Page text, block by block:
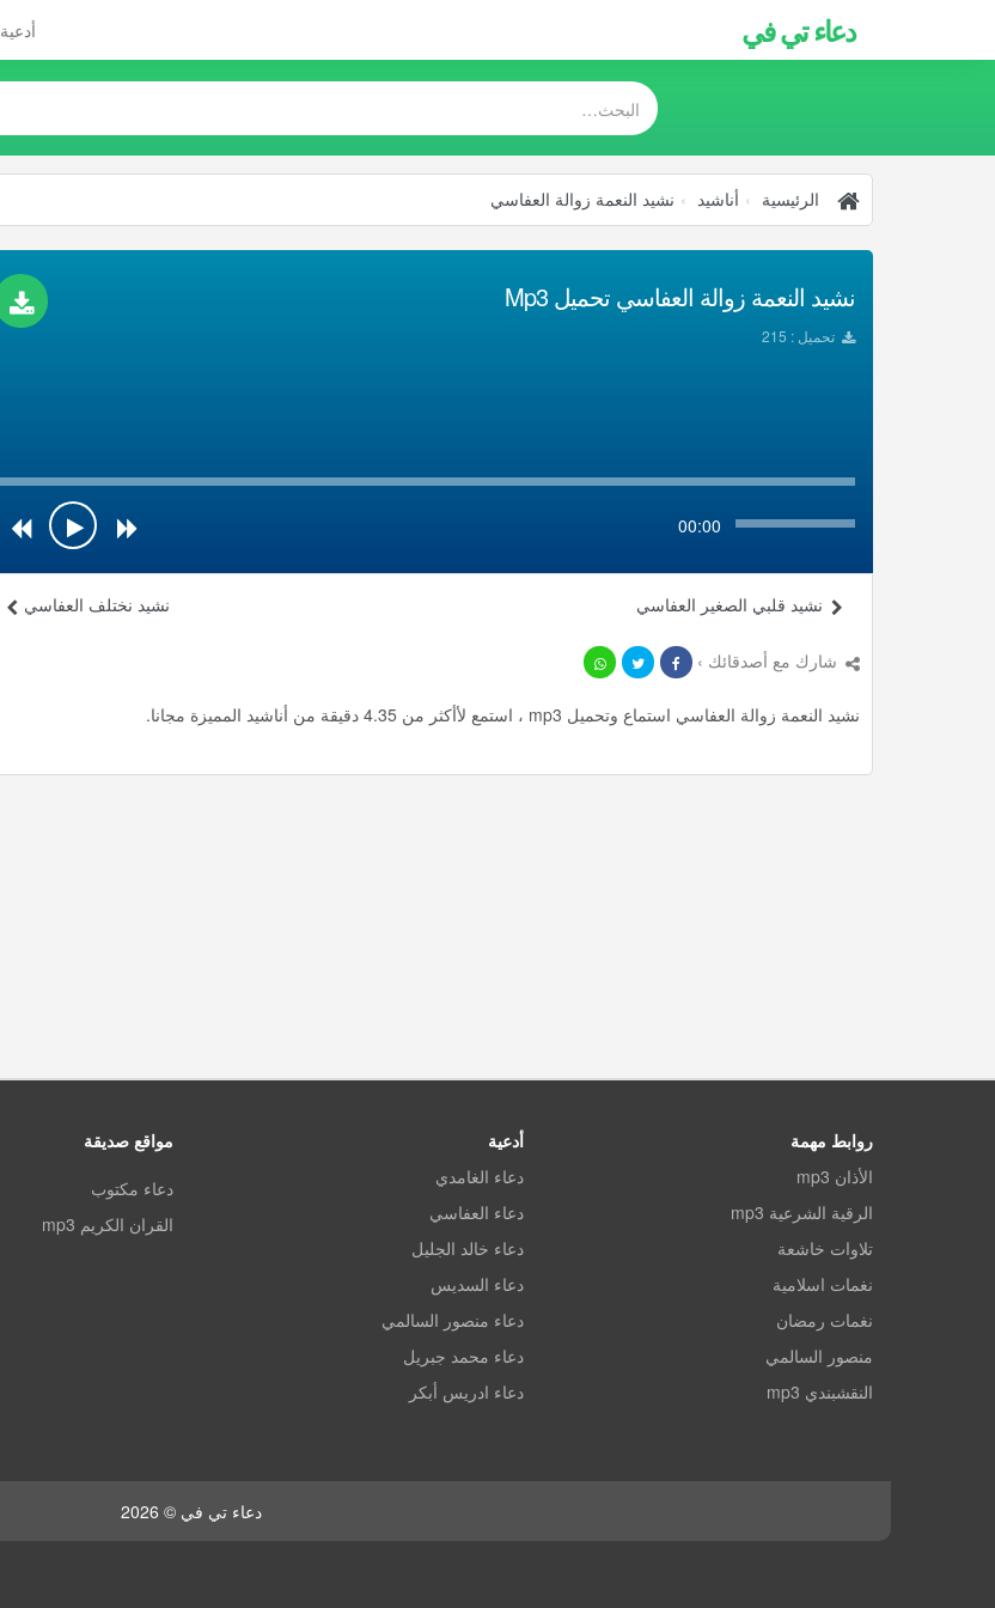
دعاء تي في أدعية
الرئيسية أناشيد نشيد النعمة زوالة العفاسي
نشيد النعمة زوالة العفاسي تحميل Mp3
تحميل : 215
00:00
نشيد نختلف العفاسي نشيد قلبي الصغير العفاسي
شارك مع أصدقائك ›
نشيد النعمة زوالة العفاسي استماع وتحميل mp3 ، استمع لأأكثر من 4.35 دقيقة من أناشيد المميزة مجانا.
روابط مهمة
الأذان mp3
الرقية الشرعية mp3
تلاوات خاشعة
نغمات اسلامية
نغمات رمضان
منصور السالمي
النقشبندي mp3
أدعية
دعاء الغامدي
دعاء العفاسي
دعاء خالد الجليل
دعاء السديس
دعاء منصور السالمي
دعاء محمد جبريل
دعاء ادريس أبكر
مواقع صديقة
دعاء مكتوب
القران الكريم mp3
دعاء تي في © 2026